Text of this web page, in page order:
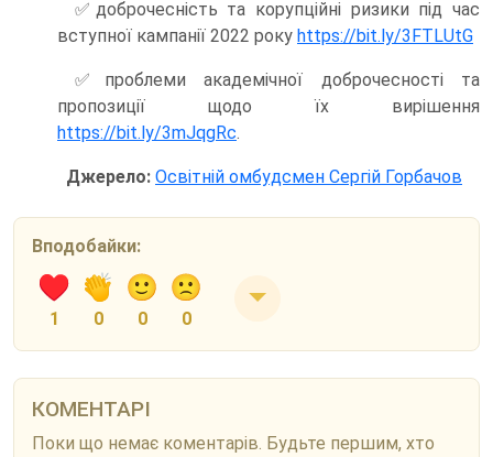
✅доброчесність та корупційні ризики під час
вступної кампанії 2022 року https://bit.ly/3FTLUtG
✅проблеми академічної доброчесності та
пропозиції щодо їх вирішення
https://bit.ly/3mJqgRc.
Джерело: Освітній омбудсмен Сергій Горбачов
Вподобайки:
1 0 0 0
КОМЕНТАРІ
Поки що немає коментарів. Будьте першим, хто